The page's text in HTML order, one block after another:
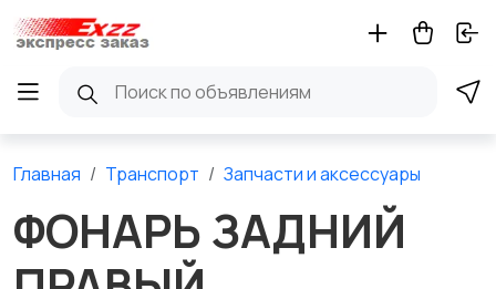
Главная Транспорт Запчасти и аксессуары
ФОНАРЬ ЗАДНИЙ